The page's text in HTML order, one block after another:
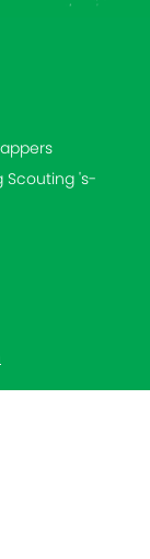
Scouting 's-